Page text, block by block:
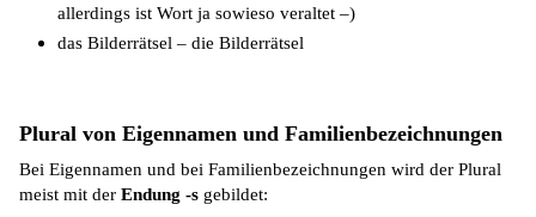
allerdings ist Wort ja sowieso veraltet –)
das Bilderrätsel – die Bilderrätsel
Plural von Eigennamen und Familienbezeichnungen
Bei Eigennamen und bei Familienbezeichnungen wird der Plural
meist mit derEndung -s gebildet: